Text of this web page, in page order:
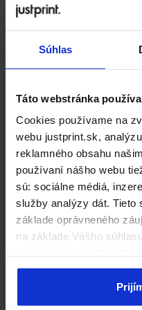
Súhlas
Táto webstránka
Cookies používame na
webu justprint.sk,
reklamného obsahu
používaní nášho webu
sú: sociálne médiá,
služby analýzy dát. Tieto
základe oprávneného
na základe Vášho
nájdete nižšie. Kliknutím
s naším používaním
súborov cookie
Dáždnik